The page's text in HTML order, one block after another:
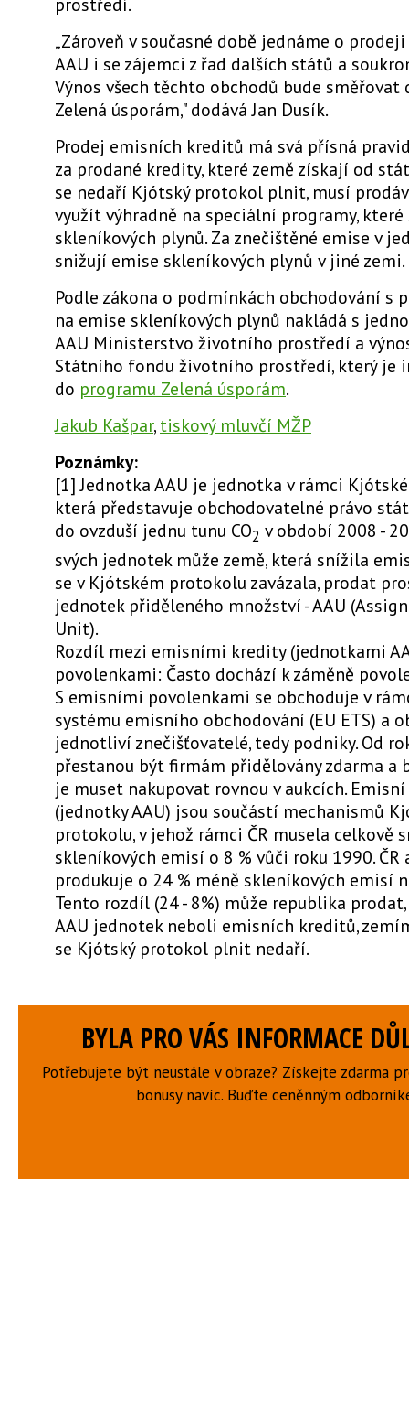
„Zároveň v současné době jednáme o
AAU i se zájemci z řad dalších států a
Výnos všech těchto obchodů bude směřovat
Zelená úsporám," dodává Jan Dusík.
Prodej emisních kreditů má svá přísná
za prodané kredity, které země získají od
se nedaří Kjótský protokol plnit, musí
využít výhradně na speciální programy,
skleníkových plynů. Za znečištěné emise v
snižují emise skleníkových plynů v jiné zemi.
Podle zákona o podmínkách obchodování s
na emise skleníkových plynů nakládá s
AAU Ministerstvo životního prostředí a
Státního fondu životního prostředí, který je
do programu Zelená úsporám.
Jakub Kašpar, tiskový mluvčí MŽP
Poznámky:
[1] Jednotka AAU je jednotka v rámci
která představuje obchodovatelné právo
do ovzduší jednu tunu CO2 v období 2008 -
svých jednotek může země, která snížila
se v Kjótském protokolu zavázala, prodat
jednotek přiděleného množství - AAU
Unit).
Rozdíl mezi emisními kredity (jednotkami
povolenkami: Často dochází k záměně
S emisními povolenkami se obchoduje v
systému emisního obchodování (EU ETS) a
jednotliví znečišťovatelé, tedy podniky. Od
přestanou být firmám přidělovány zdarma a
je muset nakupovat rovnou v aukcích.
(jednotky AAU) jsou součástí mechanismů
protokolu, v jehož rámci ČR musela celkově
skleníkových emisí o 8 % vůči roku 1990. ČR
produkuje o 24 % méně skleníkových emisí
Tento rozdíl (24 - 8%) může republika
AAU jednotek neboli emisních kreditů,
se Kjótský protokol plnit nedaří.
BYLA PRO VÁS INFORMACE
Potřebujete být neustále v obraze? Získejte zdarma
bonusy navíc. Buďte ceněnným